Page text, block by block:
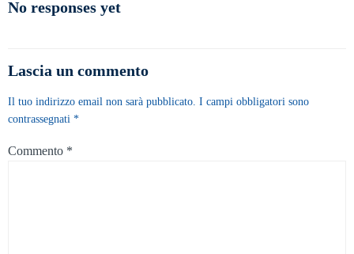
articoli
No responses yet
Lascia un commento
Il tuo indirizzo email non sarà pubblicato. I campi obbligatori sono
contrassegnati *
Commento *